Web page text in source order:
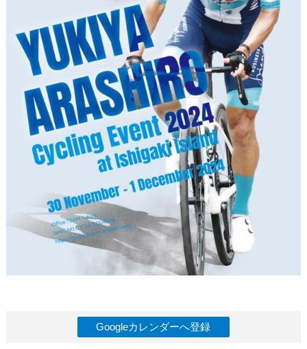
Googleカレンダーへ登録